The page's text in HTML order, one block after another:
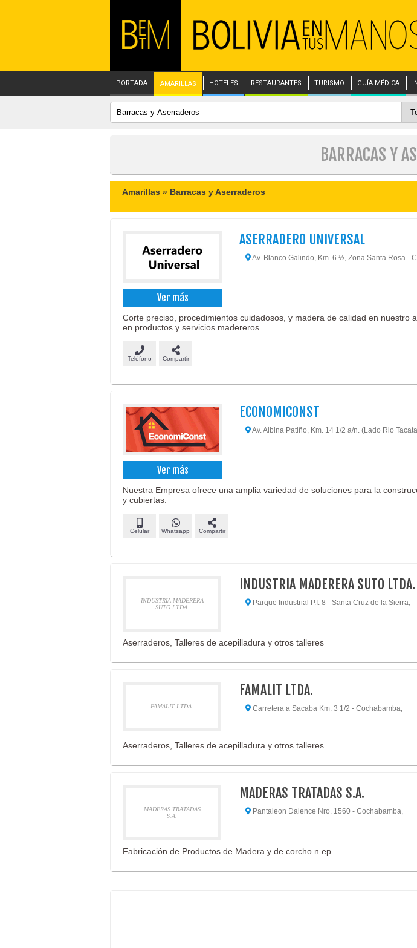
PORTADA AMARILLAS HOTELES RESTAURANTES TURISMO GUÍA MÉDICA
BARRACAS Y
Amarillas » Barracas y Aserraderos
Ver más
ASERRADERO UNIVERSAL
Av. Blanco Galindo, Km. 6 ½, Zona Santa Rosa -
Corte preciso, procedimientos cuidadosos, y madera de calidad en nuestro
en productos y servicios madereros.
Teléfono Compartir
Ver más
ECONOMICONST
Av. Albina Patiño, Km. 14 1/2 a/n. (Lado Rio
Nuestra Empresa ofrece una amplia variedad de soluciones para la
y cubiertas.
Celular Whatsapp Compartir
INDUSTRIA MADERERA
SUTO LTDA.
INDUSTRIA MADERERA SUTO LTDA.
Parque Industrial P.I. 8 - Santa Cruz de la Sierra,
Aserraderos, Talleres de acepilladura y otros talleres
FAMALIT LTDA.
FAMALIT LTDA.
Carretera a Sacaba Km. 3 1/2 - Cochabamba,
Aserraderos, Talleres de acepilladura y otros talleres
MADERAS TRATADAS
S.A.
MADERAS TRATADAS S.A.
Pantaleon Dalence Nro. 1560 - Cochabamba,
Fabricación de Productos de Madera y de corcho n.ep.